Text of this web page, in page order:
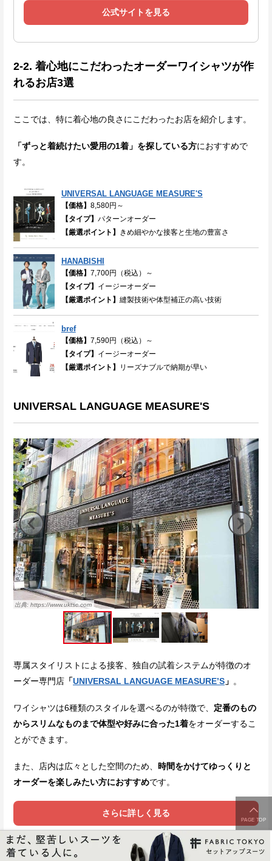
公式サイトを見る
2-2. 着心地にこだわったオーダーワイシャツが作
れるお店3選
ここでは、特に着心地の良さにこだわったお店を紹介します。
「ずっと着続けたい愛用の1着」を探している方におすすめで
す。
UNIVERSAL LANGUAGE MEASURE'S
【価格】 8,580円～
【タイプ】 パターンオーダー
【厳選ポイント】
きめ細やかな接客と生地の豊富さ
HANABISHI
【価格】 7,700円（税込）～
【タイプ】 イージーオーダー
【厳選ポイント】 縫製技術や体型補正の高い技術
bref
【価格】 7,590円（税込）～
【タイプ】 イージーオーダー
【厳選ポイント】
リーズナブルで納期が早い
UNIVERSAL LANGUAGE MEASURE'S
https://www.uktsc.com
専属スタイリストによる接客、独自の試着システムが特徴のオ
ーダー専門店 「UNIVERSAL LANGUAGE MEASURE’S 」 。
ワイシャツは6種類のスタイルを選べるのが特徴で、 定番のもの
からスリムなものまで体型や好みに合った1着をオーダーするこ
とができます。
また、店内は広々とした空間のため、 時間をかけてゆっくりと
オーダーを楽しみたい方におすすめです。
さらに詳しく見る
◆購入者の口コミ
PAGE TOP